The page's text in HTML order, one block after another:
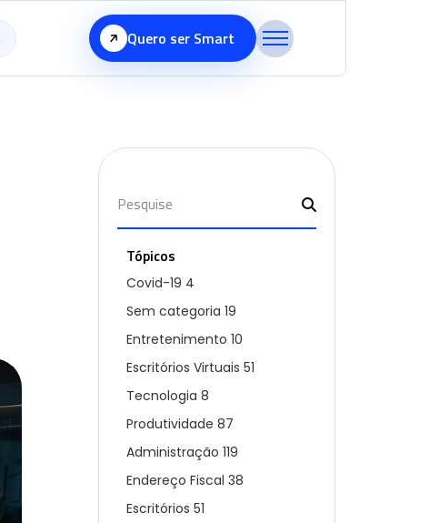
Quero ser Smart
Tópicos
Covid-19 4
Sem categoria 19
Entretenimento 10
Escritórios Virtuais 51
Tecnologia 8
Produtividade 87
Administração 119
Endereço Fiscal 38
Escritórios 51